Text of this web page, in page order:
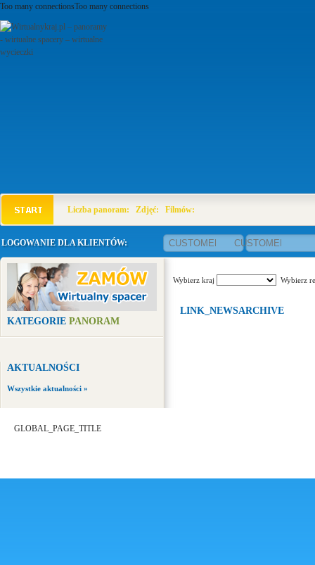
Too many connectionsToo many connections
Liczba panoram: Zdjęć: Filmów:
LOGOWANIE DLA KLIENTÓW:
KATEGORIE PANORAM
AKTUALNOŚCI
Wszystkie aktualności »
Wybierz kraj Wybierz
LINK_NEWSARCHIVE
GLOBAL_PAGE_TITLE